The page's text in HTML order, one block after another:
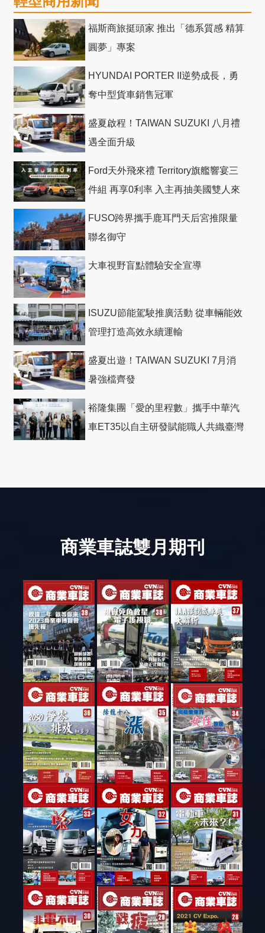
福斯商旅挺頭家 推出「德系質感 精算
圓夢」專案
HYUNDAI PORTER II逆勢成長，勇
奪中型貨車銷售冠軍
盛夏啟程！TAIWAN SUZUKI 八月禮
遇全面升級
Ford天外飛來禮 Territory旗艦響宴三
件組 再享0利率 入主再抽美國雙人來
FUSO跨界攜手鹿耳門天后宮推限量
聯名御守
大車視野盲點體驗安全宣導
ISUZU節能駕駛推廣活動 從車輛能效
管理打造高效永續運輸
盛夏出遊！TAIWAN SUZUKI 7月消
暑強檔齊發
裕隆集團「愛的里程數」攜手中華汽
車ET35以自主研發賦能職人共織臺灣
商業車誌雙月期刊